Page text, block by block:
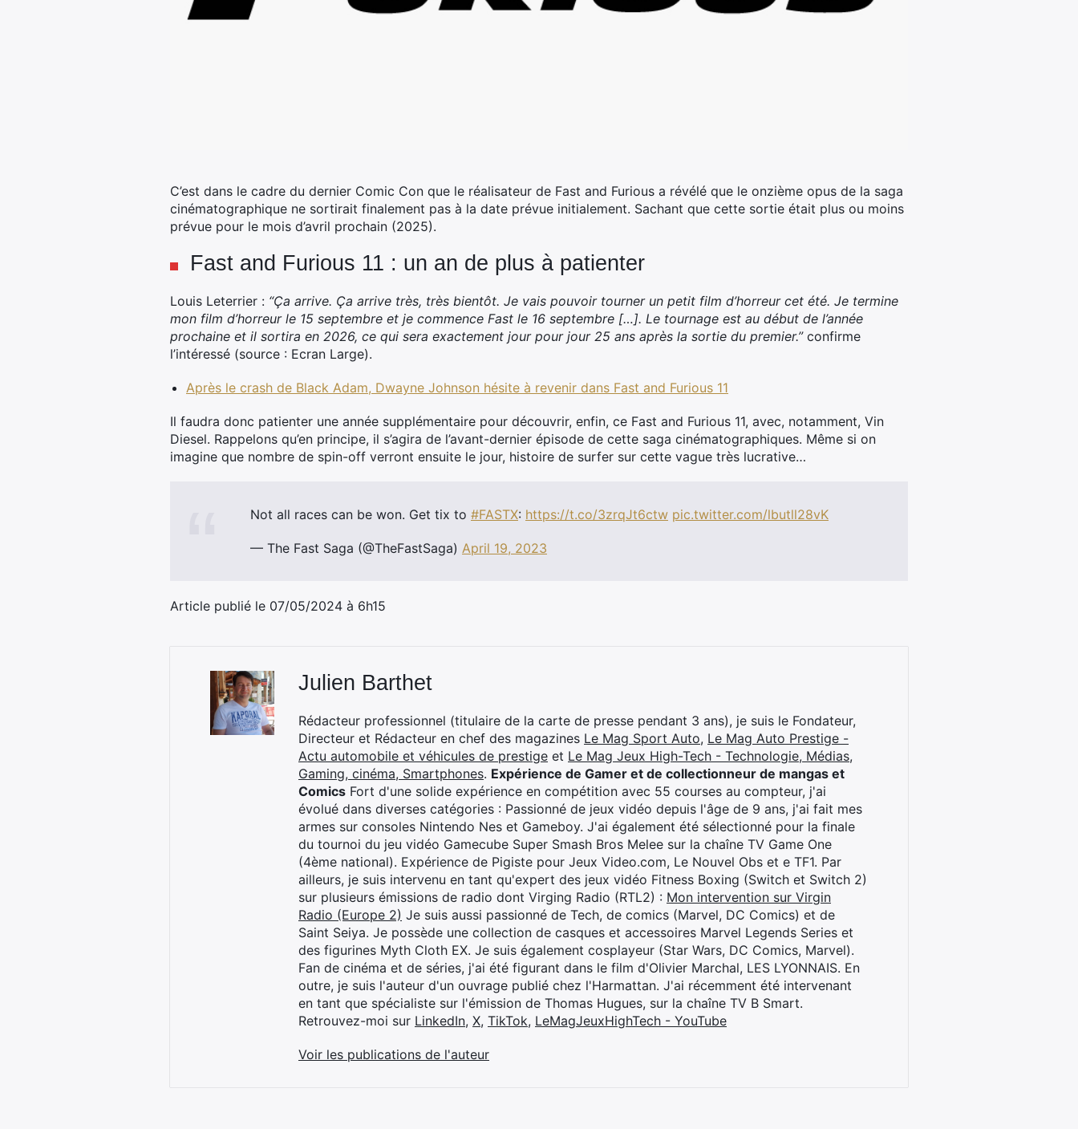
C’est dans le cadre du dernier Comic Con que le réalisateur de Fast and Furious a révélé que le onzième opus de la saga
cinématographique ne sortirait finalement pas à la date prévue initialement. Sachant que cette sortie était plus ou moins
prévue pour le mois d’avril prochain (2025).
Fast and Furious 11 : un an de plus à patienter
Louis Leterrier : “Ça arrive. Ça arrive très, très bientôt. Je vais pouvoir tourner un petit film d’horreur cet été. Je termine
mon film d’horreur le 15 septembre et je commence Fast le 16 septembre […]. Le tournage est au début de l’année
prochaine et il sortira en 2026, ce qui sera exactement jour pour jour 25 ans après la sortie du premier.” confirme
l’intéressé (source : Ecran Large).
Après le crash de Black Adam, Dwayne Johnson hésite à revenir dans Fast and Furious 11
Il faudra donc patienter une année supplémentaire pour découvrir, enfin, ce Fast and Furious 11, avec, notamment, Vin
Diesel. Rappelons qu’en principe, il s’agira de l’avant-dernier épisode de cette saga cinématographiques. Même si on
imagine que nombre de spin-off verront ensuite le jour, histoire de surfer sur cette vague très lucrative…
Not all races can be won. Get tix to #FASTX: https://t.co/3zrqJt6ctw pic.twitter.com/lbutll28vK
— The Fast Saga (@TheFastSaga) April 19, 2023
Article publié le 07/05/2024 à 6h15
Julien Barthet
Rédacteur professionnel (titulaire de la carte de presse pendant 3 ans), je suis le Fondateur,
Directeur et Rédacteur en chef des magazines Le Mag Sport Auto, Le Mag Auto Prestige -
Actu automobile et véhicules de prestige et Le Mag Jeux High-Tech - Technologie, Médias,
Gaming, cinéma, Smartphones. Expérience de Gamer et de collectionneur de mangas et
Comics Fort d'une solide expérience en compétition avec 55 courses au compteur, j'ai
évolué dans diverses catégories : Passionné de jeux vidéo depuis l'âge de 9 ans, j'ai fait mes
armes sur consoles Nintendo Nes et Gameboy. J'ai également été sélectionné pour la finale
du tournoi du jeu vidéo Gamecube Super Smash Bros Melee sur la chaîne TV Game One
(4ème national). Expérience de Pigiste pour Jeux Video.com, Le Nouvel Obs et e TF1. Par
ailleurs, je suis intervenu en tant qu'expert des jeux vidéo Fitness Boxing (Switch et Switch 2)
sur plusieurs émissions de radio dont Virging Radio (RTL2) : Mon intervention sur Virgin
Radio (Europe 2) Je suis aussi passionné de Tech, de comics (Marvel, DC Comics) et de
Saint Seiya. Je possède une collection de casques et accessoires Marvel Legends Series et
des figurines Myth Cloth EX. Je suis également cosplayeur (Star Wars, DC Comics, Marvel).
Fan de cinéma et de séries, j'ai été figurant dans le film d'Olivier Marchal, LES LYONNAIS. En
outre, je suis l'auteur d'un ouvrage publié chez l'Harmattan. J'ai récemment été intervenant
en tant que spécialiste sur l'émission de Thomas Hugues, sur la chaîne TV B Smart.
Retrouvez-moi sur LinkedIn, X, TikTok, LeMagJeuxHighTech - YouTube
Voir les publications de l'auteur